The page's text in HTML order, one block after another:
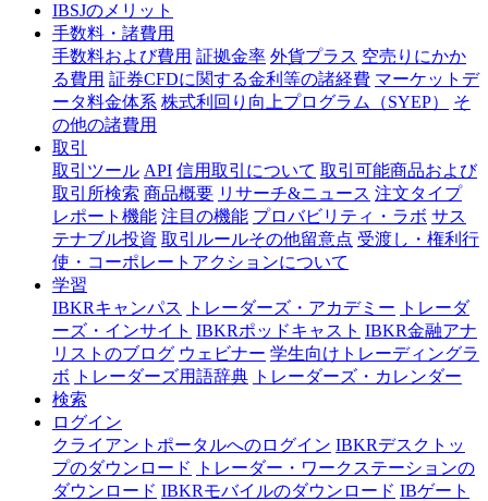
IBSJのメリット
手数料・諸費用
手数料および費用 証拠金率 外貨プラス 空売りにかか
る費用 証券CFDに関する金利等の諸経費 マーケットデ
ータ料金体系 株式利回り向上プログラム（SYEP）
そ
の他の諸費用
取引
取引ツール API 信用取引について 取引可能商品および
取引所検索 商品概要 リサーチ&ニュース 注文タイプ
レポート機能 注目の機能 プロバビリティ・ラボ サス
テナブル投資 取引ルールその他留意点 受渡し・権利行
使・コーポレートアクションについて
学習
IBKRキャンパス
トレーダーズ・アカデミー
トレーダ
ーズ・インサイト IBKRポッドキャスト IBKR金融アナ
リストのブログ ウェビナー 学生向けトレーディングラ
ボ
トレーダーズ用語辞典 トレーダーズ・カレンダー
検索
ログイン
クライアントポータルへのログイン IBKRデスクトッ
プのダウンロード
トレーダー・ワークステーションの
ダウンロード IBKRモバイルのダウンロード IBゲート